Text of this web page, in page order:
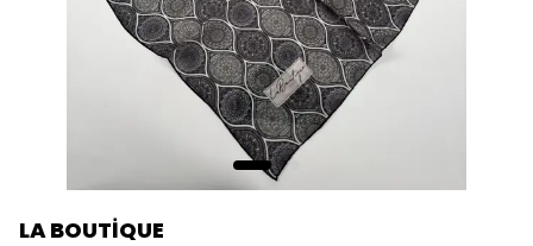
LA BOUTİQUE